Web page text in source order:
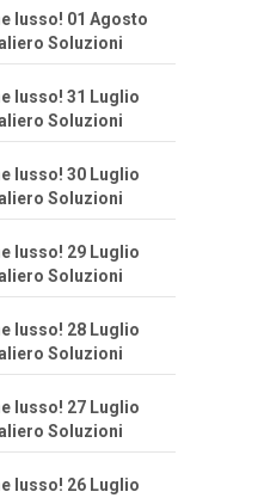
lusso! 01 Agosto
Soluzioni
lusso! 31 Luglio
Soluzioni
lusso! 30 Luglio
Soluzioni
lusso! 29 Luglio
Soluzioni
lusso! 28 Luglio
Soluzioni
lusso! 27 Luglio
Soluzioni
lusso! 26 Luglio